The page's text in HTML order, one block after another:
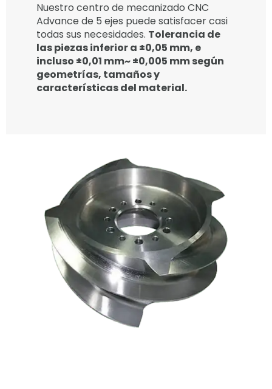
Nuestro centro de mecanizado CNC
Advance de 5 ejes puede satisfacer casi
todas sus necesidades. Tolerancia de
las piezas inferior a ±0,05 mm, e
incluso ±0,01 mm~ ±0,005 mm según
geometrías, tamaños y
características del material.